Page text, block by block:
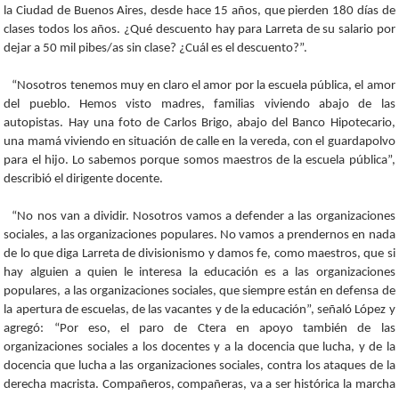
la Ciudad de Buenos Aires, desde hace 15 años, que pierden 180 días de
clases todos los años. ¿Qué descuento hay para Larreta de su salario por
dejar a 50 mil pibes/as sin clase? ¿Cuál es el descuento?”.
“Nosotros tenemos muy en claro el amor por la escuela pública, el amor
del pueblo. Hemos visto madres, familias viviendo abajo de las
autopistas. Hay una foto de Carlos Brigo, abajo del Banco Hipotecario,
una mamá viviendo en situación de calle en la vereda, con el guardapolvo
para el hijo. Lo sabemos porque somos maestros de la escuela pública”,
describió el dirigente docente.
“No nos van a dividir. Nosotros vamos a defender a las organizaciones
sociales, a las organizaciones populares. No vamos a prendernos en nada
de lo que diga Larreta de divisionismo y damos fe, como maestros, que si
hay alguien a quien le interesa la educación es a las organizaciones
populares, a las organizaciones sociales, que siempre están en defensa de
la apertura de escuelas, de las vacantes y de la educación”, señaló López y
agregó: “Por eso, el paro de Ctera en apoyo también de las
organizaciones sociales a los docentes y a la docencia que lucha, y de la
docencia que lucha a las organizaciones sociales, contra los ataques de la
derecha macrista. Compañeros, compañeras, va a ser histórica la marcha